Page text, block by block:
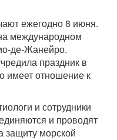
ежегодно 8 июня.
международном
де-Жанейро.
праздник в
имеет отношение к
и сотрудники
и проводят
защиту морской